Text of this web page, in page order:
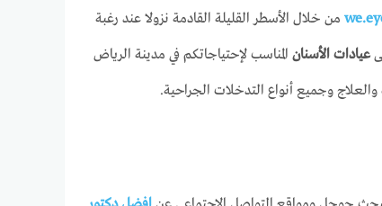
من خلال الأسطر القليلة القادمة نزولا عند رغبة
عيادات الأسنان المناسب لإحتياجاتكم في مدينة الرياض
وجميع أنواع التدخلات الجراحية.